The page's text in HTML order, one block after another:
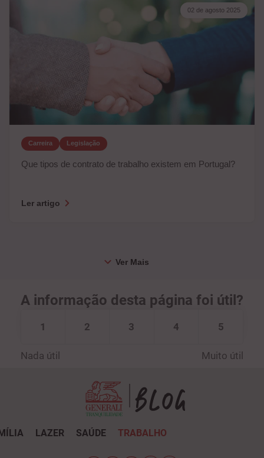
02 de agosto 2025
Carreira Legislação
Que tipos de contrato de trabalho existem em Portugal?
Ler artigo
A informação desta página foi útil?
Nada útil
1 2 3 4 5
Muito útil
LAZER SAÚDE TRABALHO